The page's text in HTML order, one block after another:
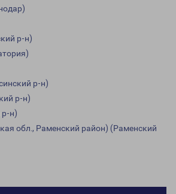
р-н)
р-н)
р-н)
н)
обл., Раменский район) (Раменский